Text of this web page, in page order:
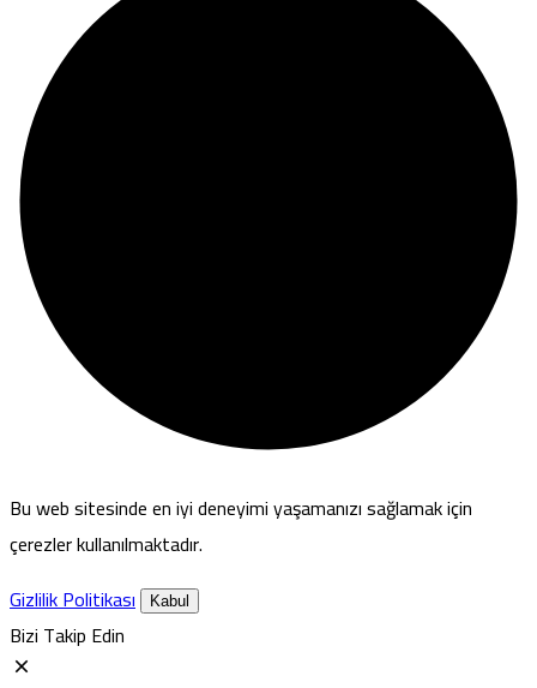
Bu web sitesinde en iyi deneyimi yaşamanızı sağlamak için
çerezler kullanılmaktadır.
Gizlilik Politikası
Kabul
Bizi Takip Edin